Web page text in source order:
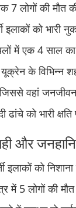
7 लोगों की मौत
इलाकों को भारी
में एक 4 साल का
के विभिन्न
जिससे वहां
ढांचे को भारी
और जनहानि
इलाकों को
में 5 लोगों की